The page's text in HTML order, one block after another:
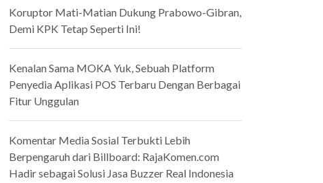
Koruptor Mati-Matian Dukung Prabowo-Gibran,
Demi KPK Tetap Seperti Ini!
Kenalan Sama MOKA Yuk, Sebuah Platform
Penyedia Aplikasi POS Terbaru Dengan Berbagai
Fitur Unggulan
Komentar Media Sosial Terbukti Lebih
Berpengaruh dari Billboard: RajaKomen.com
Hadir sebagai Solusi Jasa Buzzer Real Indonesia